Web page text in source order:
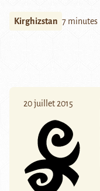
Kirghizstan 7 minutes
20 juillet 2015